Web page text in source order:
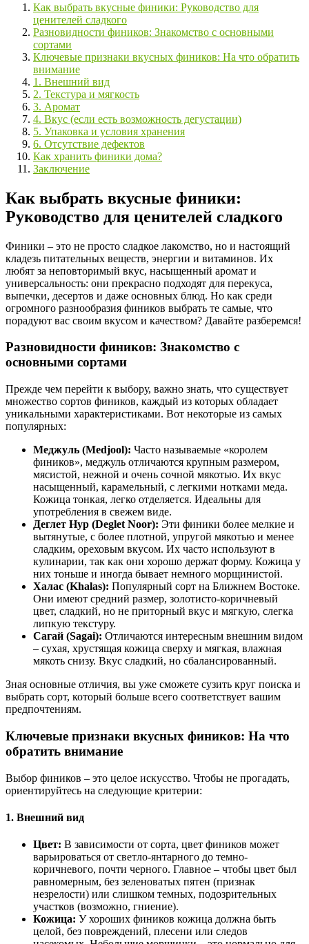
Как выбрать вкусные финики: Руководство для
ценителей сладкого
Разновидности фиников: Знакомство с основными
сортами
Ключевые признаки вкусных фиников: На что обратить
внимание
1. Внешний вид
2. Текстура и мягкость
3. Аромат
4. Вкус (если есть возможность дегустации)
5. Упаковка и условия хранения
6. Отсутствие дефектов
Как хранить финики дома?
Заключение
Как выбрать вкусные финики:
Руководство для ценителей сладкого
Финики – это не просто сладкое лакомство, но и настоящий
кладезь питательных веществ, энергии и витаминов. Их
любят за неповторимый вкус, насыщенный аромат и
универсальность: они прекрасно подходят для перекуса,
выпечки, десертов и даже основных блюд. Но как среди
огромного разнообразия фиников выбрать те самые, что
порадуют вас своим вкусом и качеством? Давайте разберемся!
Разновидности фиников: Знакомство с
основными сортами
Прежде чем перейти к выбору, важно знать, что существует
множество сортов фиников, каждый из которых обладает
уникальными характеристиками. Вот некоторые из самых
популярных:
Меджуль (Medjool): Часто называемые «королем
фиников», меджуль отличаются крупным размером,
мясистой, нежной и очень сочной мякотью. Их вкус
насыщенный, карамельный, с легкими нотками меда.
Кожица тонкая, легко отделяется. Идеальны для
употребления в свежем виде.
Деглет Нур (Deglet Noor): Эти финики более мелкие и
вытянутые, с более плотной, упругой мякотью и менее
сладким, ореховым вкусом. Их часто используют в
кулинарии, так как они хорошо держат форму. Кожица у
них тоньше и иногда бывает немного морщинистой.
Халас (Khalas): Популярный сорт на Ближнем Востоке.
Они имеют средний размер, золотисто-коричневый
цвет, сладкий, но не приторный вкус и мягкую, слегка
липкую текстуру.
Сагай (Sagai): Отличаются интересным внешним видом
– сухая, хрустящая кожица сверху и мягкая, влажная
мякоть снизу. Вкус сладкий, но сбалансированный.
Зная основные отличия, вы уже сможете сузить круг поиска и
выбрать сорт, который больше всего соответствует вашим
предпочтениям.
Ключевые признаки вкусных фиников: На что
обратить внимание
Выбор фиников – это целое искусство. Чтобы не прогадать,
ориентируйтесь на следующие критерии:
1. Внешний вид
Цвет: В зависимости от сорта, цвет фиников может
варьироваться от светло-янтарного до темно-
коричневого, почти черного. Главное – чтобы цвет был
равномерным, без зеленоватых пятен (признак
незрелости) или слишком темных, подозрительных
участков (возможно, гниение).
Кожица: У хороших фиников кожица должна быть
целой, без повреждений, плесени или следов